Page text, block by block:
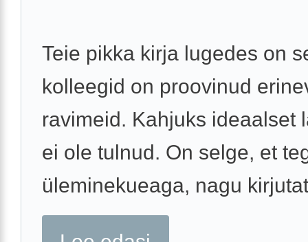
Teie pikka kirja lugedes on
kolleegid on proovinud
ravimeid. Kahjuks ideaalset
ei ole tulnud. On selge, et
üleminekueaga, nagu